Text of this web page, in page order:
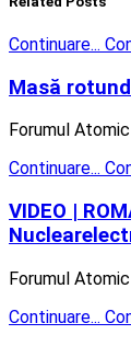
Continuare...
Masă
Forumul
Continuare...
VIDEO |
Forumul
Continuare...